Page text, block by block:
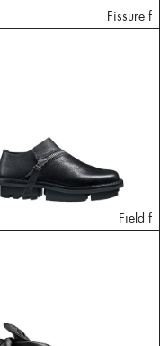
Fissure f
Field f